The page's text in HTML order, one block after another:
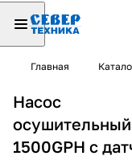
Главная
Насос
осушительный
1500GPH с